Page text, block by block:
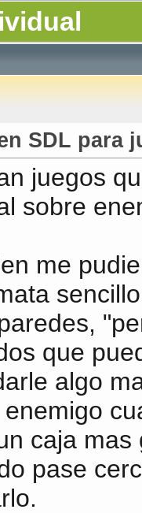
SDL para
juegos
sobre
me
que
algo
caja
pase